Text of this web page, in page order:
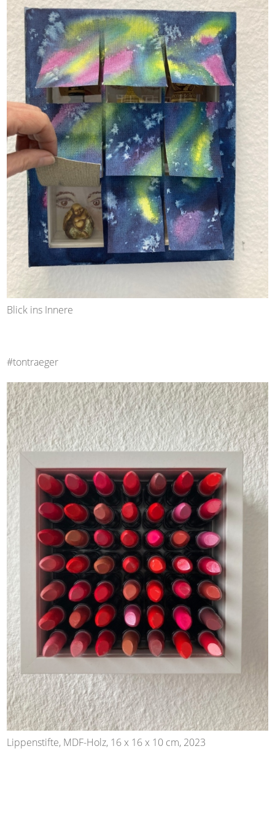
Blick ins Innere
#tontraeger
Lippenstifte, MDF-Holz, 16 x 16 x 10 cm, 2023